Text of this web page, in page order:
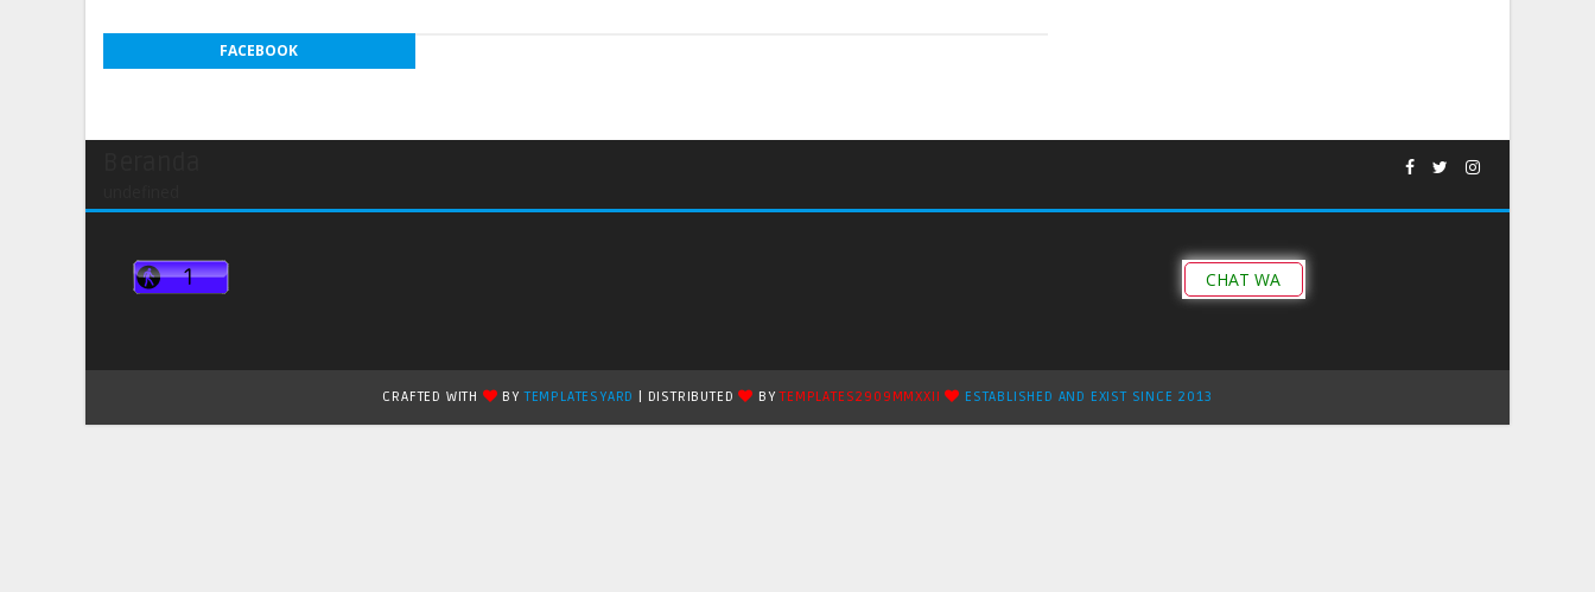
FACEBOOK
CHAT WA
CRAFTED WITH BYTEMPLATESYARD | DISTRIBUTED BYTEMPLATES2909MMXXII ESTABLISHED AND EXIST SINCE 2013